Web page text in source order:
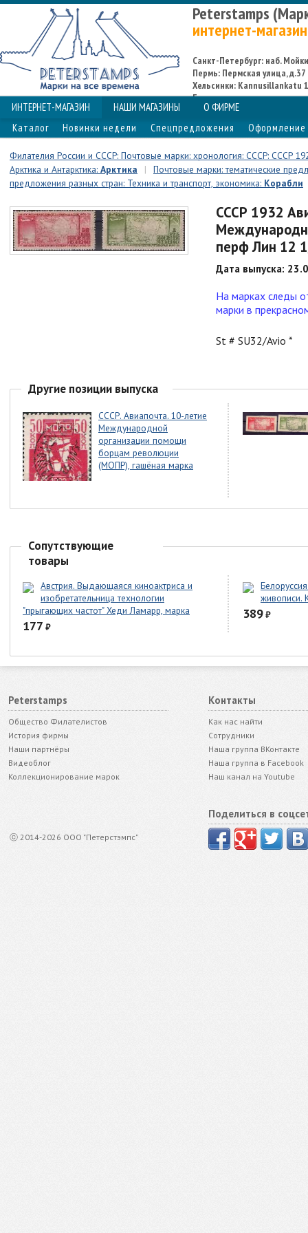
Peterstamps
интернет-магазин
Санкт-Петербург: наб.
Пермь: Пермская улица, д.37
Хельсинки: Kannusillankatu
Espoo
ИНТЕРНЕТ-МАГАЗИН НАШИ МАГАЗИНЫ
О ФИРМЕ
Каталог
Новинки недели Спецпредложения Оформление
Филателия России и СССР: Почтовые марки: хронология: СССР: СССР
Арктика и Антарктика: Арктика |
Почтовые марки: тематические
предложения разных стран: Техника и транспорт, экономика: Корабли
СССР 1932
перф Лин 12
Дата выпуска:
На марках следы
марки в
St # SU32/Avio *
Другие позиции выпуска
СССР. Авиапочта. 10-летие
Международной
организации помощи
борцам революции
(МОПР), гашёная марка
Сопутствующие
товары
Австрия. Выдающаяся киноактриса и
изобретательница технологии
"прыгающих частот" Хеди Ламарр, марка
177 ₽
живописи.
389₽
Peterstamps
Общество Филателистов
История фирмы
Наши партнёры
Видеоблог
Коллекционирование марок
ⓒ 2014-2026 ООО "Петерстэмпс"
Контакты
Как нас найти
Сотрудники
Наша группа ВКонтакте
Наша группа в Facebook
Наш канал на Youtube
Поделиться в